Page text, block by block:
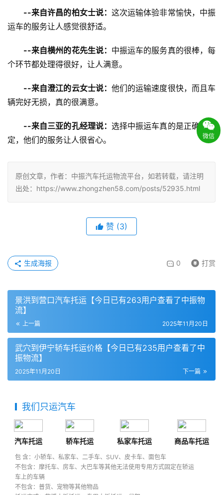
--来自许昌的柏女士说： 这次运输体验非常愉快，中振
运车的服务让人感觉很舒适。
--来自横州的花先生说： 中振运车的服务真的很棒，每
个环节都处理得很好，让人满意。
--来自澄江的云女士说： 他们的运输速度很快，而且车
辆完好无损，真的很满意。
--来自三亚的孔经理说： 选择中振运车真的是正确的决
定，他们的服务让人很省心。
原创文章，作者：中振汽车托运物流平台，如若转载，请注明
出处：https://www.zhongzhen58.com/posts/52935.html
赞 (3)
0 打赏
生成海报
景洪到营口汽车托运【今日已有263用户查看了中振物
流】
上一篇 2025年11月20日
武穴到伊宁轿车托运价格【今日已有235用户查看了中
振物流】
下一篇
2025年11月20日
我们只运汽车
汽车托运 轿车托运 私家车托运 商品车托运
包 含：小轿车、私家车、二手车、SUV、皮卡车、面包车
不包含：摩托车、房车、大巴车等其他无法使用专用方式固定在轿运
车上的车辆
不包含：普货、宠物等其他物品
微信